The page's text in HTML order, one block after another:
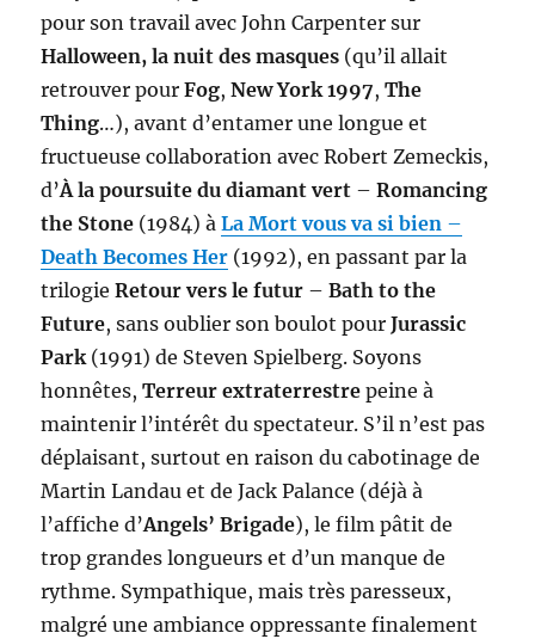
pour son travail avec John Carpenter sur
Halloween, la nuit des masques (qu’il allait
retrouver pourFog,New York 1997,The
Thing…), avant d’entamer une longue et
fructueuse collaboration avec Robert Zemeckis,
d’À la poursuite du diamant vert – Romancing
the Stone (1984) àLa Mort vous va si bien –
Death Becomes Her (1992), en passant par la
trilogie Retour vers le futur – Bath to the
Future, sans oublier son boulot pourJurassic
Park(1991) de Steven Spielberg. Soyons
honnêtes,Terreur extraterrestre peine à
maintenir l’intérêt du spectateur. S’il n’est pas
déplaisant, surtout en raison du cabotinage de
Martin Landau et de Jack Palance (déjà à
l’affiche d’Angels’ Brigade), le film pâtit de
trop grandes longueurs et d’un manque de
rythme. Sympathique, mais très paresseux,
malgré une ambiance oppressante finalement